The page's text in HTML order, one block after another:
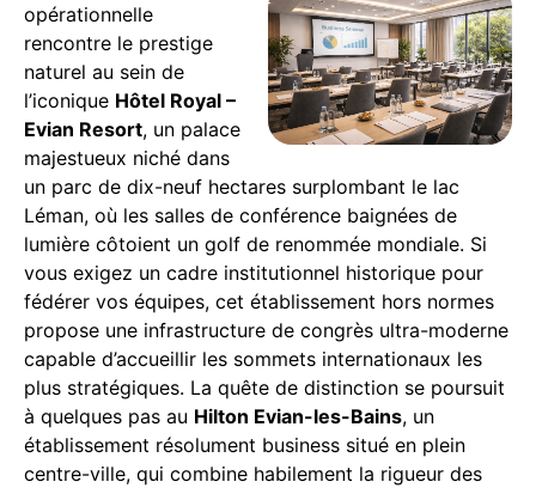
opérationnelle
rencontre le prestige
naturel au sein de
l’iconique Hôtel Royal –
Evian Resort, un palace
majestueux niché dans
un parc de dix-neuf hectares surplombant le lac
Léman, où les salles de conférence baignées de
lumière côtoient un golf de renommée mondiale. Si
vous exigez un cadre institutionnel historique pour
fédérer vos équipes, cet établissement hors normes
propose une infrastructure de congrès ultra-moderne
capable d’accueillir les sommets internationaux les
plus stratégiques. La quête de distinction se poursuit
à quelques pas au Hilton Evian-les-Bains, un
établissement résolument business situé en plein
centre-ville, qui combine habilement la rigueur des